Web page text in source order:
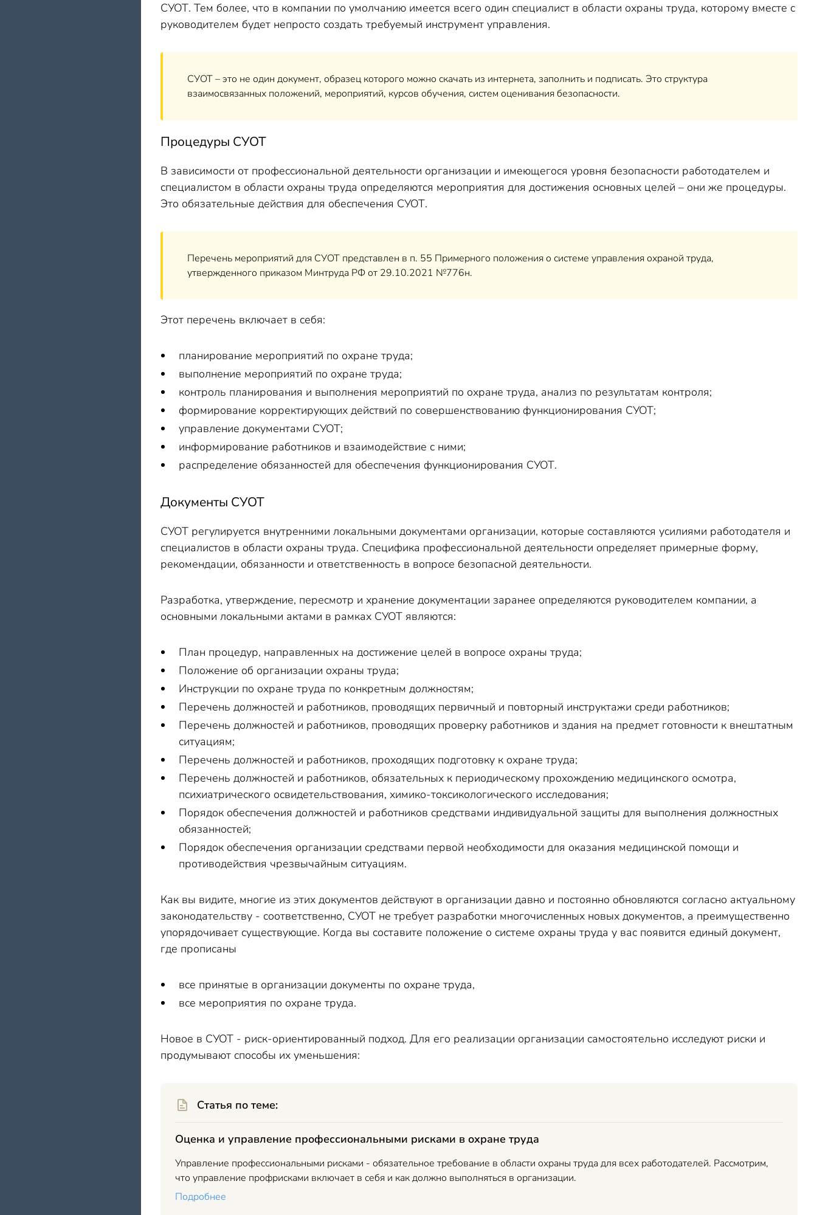
СУОТ. Тем более, что в компании по умолчанию имеется всего один специалист в области охраны труда, которому вместе с
руководителем будет непросто создать требуемый инструмент управления.
СУОТ – это не один документ, образец которого можно скачать из интернета, заполнить и подписать. Это структура
взаимосвязанных положений, мероприятий, курсов обучения, систем оценивания безопасности.
Процедуры СУОТ
В зависимости от профессиональной деятельности организации и имеющегося уровня безопасности работодателем и
специалистом в области охраны труда определяются мероприятия для достижения основных целей – они же процедуры.
Это обязательные действия для обеспечения СУОТ.
Перечень мероприятий для СУОТ представлен в п. 55 Примерного положения о системе управления охраной труда,
утвержденного приказом Минтруда РФ от 29.10.2021 №776н.
Этот перечень включает в себя:
планирование мероприятий по охране труда;
выполнение мероприятий по охране труда;
контроль планирования и выполнения мероприятий по охране труда, анализ по результатам контроля;
формирование корректирующих действий по совершенствованию функционирования СУОТ;
управление документами СУОТ;
информирование работников и взаимодействие с ними;
распределение обязанностей для обеспечения функционирования СУОТ.
Документы СУОТ
СУОТ регулируется внутренними локальными документами организации, которые составляются усилиями работодателя и
специалистов в области охраны труда. Специфика профессиональной деятельности определяет примерные форму,
рекомендации, обязанности и ответственность в вопросе безопасной деятельности.
Разработка, утверждение, пересмотр и хранение документации заранее определяются руководителем компании, а
основными локальными актами в рамках СУОТ являются:
План процедур, направленных на достижение целей в вопросе охраны труда;
Положение об организации охраны труда;
Инструкции по охране труда по конкретным должностям;
Перечень должностей и работников, проводящих первичный и повторный инструктажи среди работников;
Перечень должностей и работников, проводящих проверку работников и здания на предмет готовности к внештатным
ситуациям;
Перечень должностей и работников, проходящих подготовку к охране труда;
Перечень должностей и работников, обязательных к периодическому прохождению медицинского осмотра,
психиатрического освидетельствования, химико-токсикологического исследования;
Порядок обеспечения должностей и работников средствами индивидуальной защиты для выполнения должностных
обязанностей;
Порядок обеспечения организации средствами первой необходимости для оказания медицинской помощи и
противодействия чрезвычайным ситуациям.
Как вы видите, многие из этих документов действуют в организации давно и постоянно обновляются согласно актуальному
законодательству - соответственно, СУОТ не требует разработки многочисленных новых документов, а преимущественно
упорядочивает существующие. Когда вы составите положение о системе охраны труда у вас появится единый документ,
где прописаны
все принятые в организации документы по охране труда,
все мероприятия по охране труда.
Новое в СУОТ - риск-ориентированный подход. Для его реализации организации самостоятельно исследуют риски и
продумывают способы их уменьшения:
Статья по теме:
Оценка и управление профессиональными рисками в охране труда
Управление профессиональными рисками - обязательное требование в области охраны труда для всех работодателей. Рассмотрим,
что управление профрисками включает в себя и как должно выполняться в организации.
Подробнее